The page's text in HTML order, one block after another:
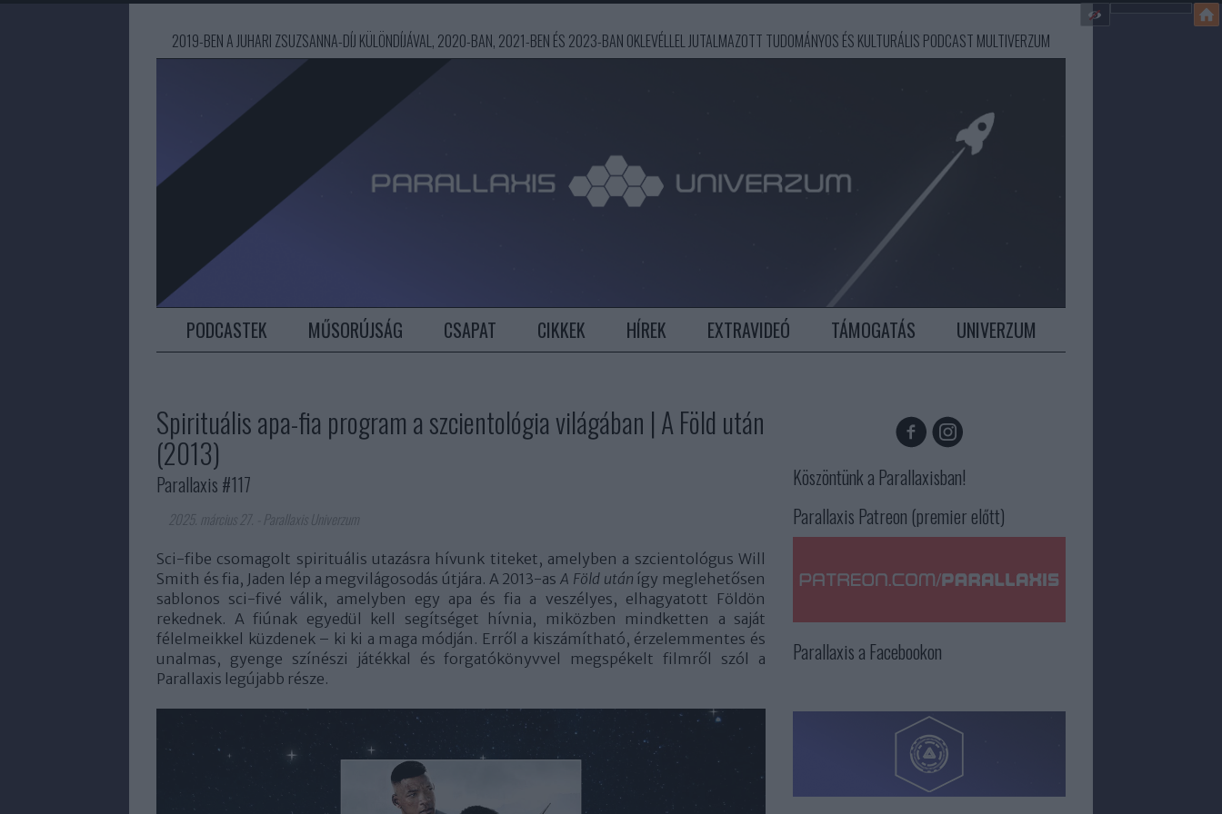
2019-BEN A JUHARI ZSUZSANNA-DÍJ KÜLÖNDÍJÁVAL, 2020-BAN, 2021-BEN ÉS 2023-BAN OKLEVÉLLEL JUTALMAZOTT TUDOMÁNYOS ÉS KULTURÁLIS PODCAST MULTIVERZUM
PODCASTEK MŰSORÚJSÁG CSAPAT CIKKEK HÍREK EXTRAVIDEÓ TÁMOGATÁS UNIVERZUM
Spirituális apa-fia program a szcientológia világában | A Föld után
(2013)
Parallaxis #117
2025. március 27. Parallaxis Univerzum
Sci-fibe csomagolt spirituális utazásra hívunk titeket, amelyben a szcientológus Will
Smith és fia, Jaden lép a megvilágosodás útjára. A 2013-asA Föld után így meglehetősen
sablonos sci-fivé válik, amelyben egy apa és fia a veszélyes, elhagyatott Földön
rekednek. A fiúnak egyedül kell segítséget hívnia, miközben mindketten a saját
félelmeikkel küzdenek – ki ki a maga módján. Erről a kiszámítható, érzelemmentes és
unalmas, gyenge színészi játékkal és forgatókönyvvel megspékelt filmről szól a
Parallaxis legújabb része.
Köszöntünk a Parallaxisban!
Parallaxis Patreon (premier előtt)
Parallaxis a Facebookon